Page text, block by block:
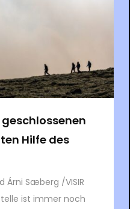
Hilfe des
Árni Sæberg /VISIR
ist immer noch